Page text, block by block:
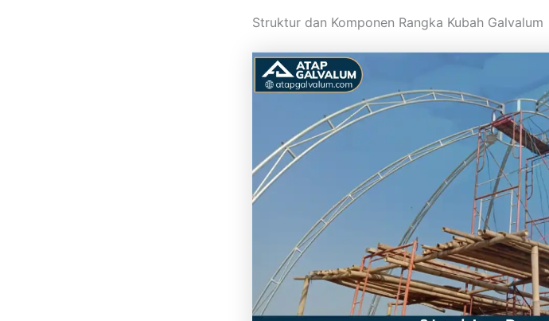
Struktur dan Komponen Rangka Kubah Galvalum